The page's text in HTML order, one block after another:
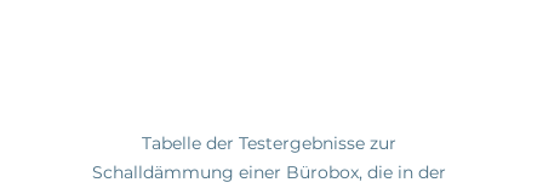
Tabelle der Testergebnisse zur
Schalldämmung einer Bürobox, die in der